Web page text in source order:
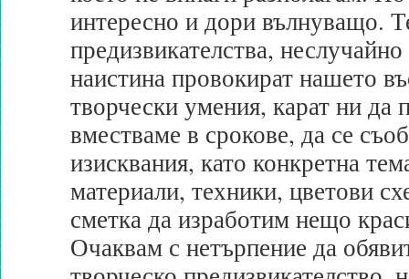
интересно и дори вълнуващо.
предизвикателства,
наистина провокират нашето
творчески умения, карат ни да
вместваме в срокове, да се
изисквания, като конкретна
материали, техники, цветови
сметка да изработим нещо
Очаквам с нетърпение да